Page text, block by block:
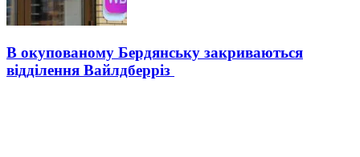
В окупованому Бердянську закриваються
відділення Вайлдберріз